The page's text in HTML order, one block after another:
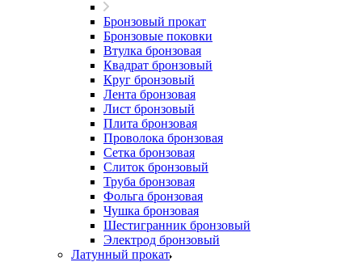
Бронзовый прокат
Бронзовые поковки
Втулка бронзовая
Квадрат бронзовый
Круг бронзовый
Лента бронзовая
Лист бронзовый
Плита бронзовая
Проволока бронзовая
Сетка бронзовая
Слиток бронзовый
Труба бронзовая
Фольга бронзовая
Чушка бронзовая
Шестигранник бронзовый
Электрод бронзовый
Латунный прокат